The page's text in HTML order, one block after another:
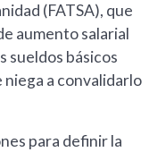
(FATSA), que
aumento salarial
sueldos básicos
niega a convalidarlo
para definir la